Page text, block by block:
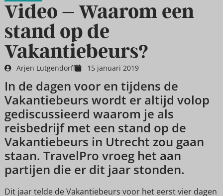
Video – Waarom een
stand op de
Vakantiebeurs?
Arjen Lutgendorff 15 januari 2019
In de dagen voor en tijdens de
Vakantiebeurs wordt er altijd volop
gediscussieerd waarom je als
reisbedrijf met een stand op de
Vakantiebeurs in Utrecht zou gaan
staan. TravelPro vroeg het aan
partijen die er dit jaar stonden.
Dit jaar telde de Vakantiebeurs voor het eerst vier dagen